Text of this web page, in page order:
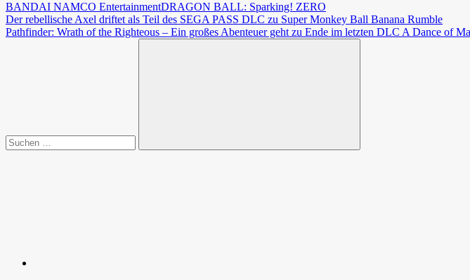
BANDAI NAMCO EntertainmentDRAGON BALL: Sparking! ZERO
Beitragsnavigation
Vorheriger
Beitrag:
Der rebellische Axel driftet als Teil des SEGA PASS DLC zu Super Monkey Ball Banana Rumble
Nächster
Pathfinder: Wrath of the Righteous – Ein großes Abenteuer geht zu Ende im letzten DLC A Dance of
Suchen